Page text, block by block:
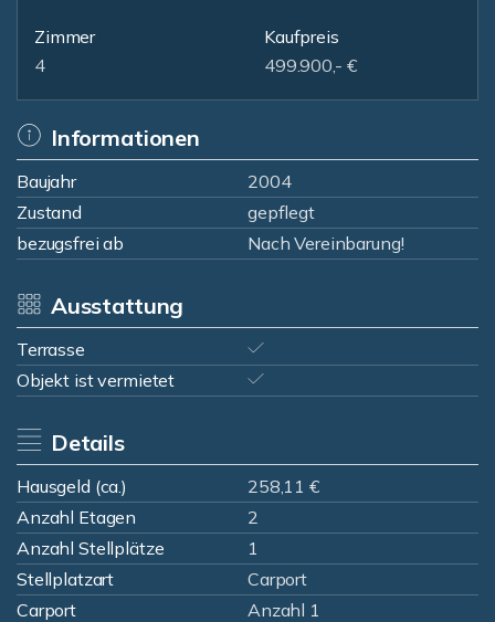
Zimmer
4
Kaufpreis
499.900,- €
Informationen
Baujahr
2004
Zustand
gepflegt
bezugsfrei ab
Nach Vereinbarung!
Ausstattung
Terrasse
Objekt ist vermietet
Details
Hausgeld (ca.)
258,11 €
Anzahl Etagen
2
Anzahl Stellplätze
1
Stellplatzart
Carport
Carport
Anzahl 1